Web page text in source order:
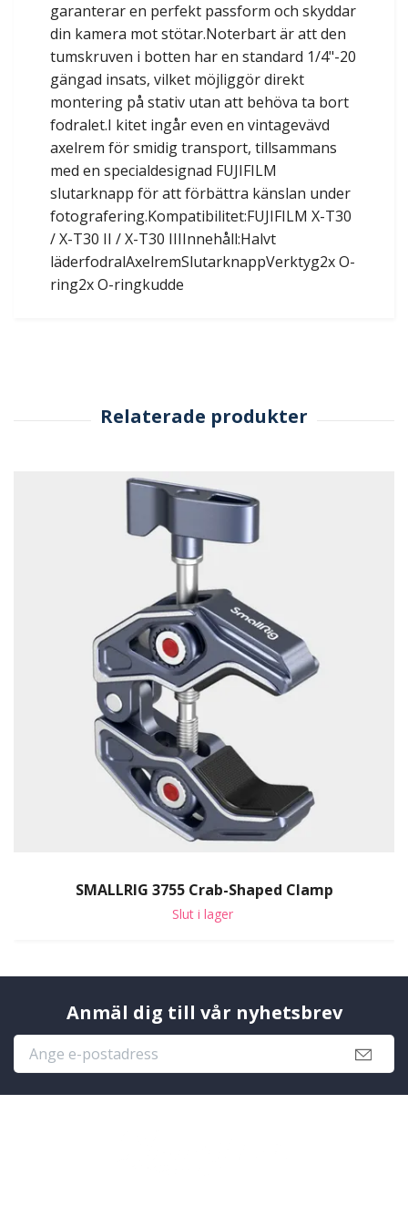
garanterar en perfekt passform och skyddar
din kamera mot stötar.Noterbart är att den
tumskruven i botten har en standard 1/4"-20
gängad insats, vilket möjliggör direkt
montering på stativ utan att behöva ta bort
fodralet.I kitet ingår even en vintagevävd
axelrem för smidig transport, tillsammans
med en specialdesignad FUJIFILM
slutarknapp för att förbättra känslan under
fotografering.Kompatibilitet:FUJIFILM X-T30
/ X-T30 II / X-T30 IIIInnehåll:Halvt
läderfodralAxelremSlutarknappVerktyg2x O-
ring2x O-ringkudde
SMALLRIG 3755 Crab-Shaped Clamp
Slut i lager
Anmäl dig till vår nyhetsbrev